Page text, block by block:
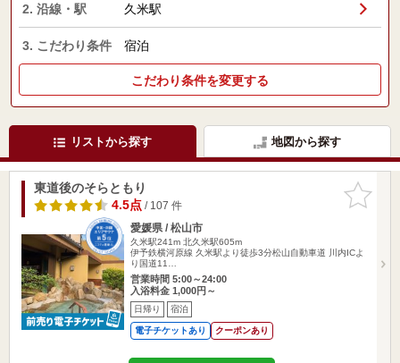
2. 沿線・駅 久米駅
3. こだわり条件 宿泊
こだわり条件を変更する
リストから探す 地図から探す
お気に入
りに追加
東道後のそらともり
4.5点/ 107 件
愛媛県 / 松山市
久米駅241m 北久米駅605m
伊予鉄横河原線 久米駅より徒歩3分松山自動車道 川内ICよ
り国道11…
営業時間 5:00～24:00
入浴料金 1,000円～
日帰り 宿泊
電子チケットあり クーポンあり